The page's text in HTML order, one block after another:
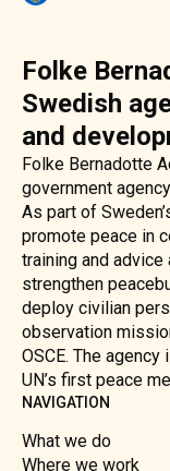
Folke
Swedish
and
Folke Bernadotte
government
As part of
promote peace in
training and
strengthen
deploy civilian
observation
OSCE. The
UN’s first peace
NAVIGATION
What we do
Where we work